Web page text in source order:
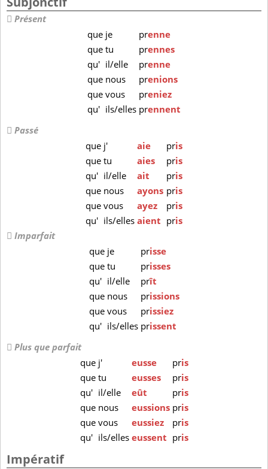
Présent
que je prenne
quetu prennes
qu' il/elle prenne
que nous prenions
quevous preniez
qu' ils/elles prennent
Passé
que j' aie pris
quetu aies pris
qu' il/elle ait pris
que nous ayons pris
quevous ayez pris
qu' ils/ellesaient pris
Imparfait
que je prisse
que tu prisses
qu' il/elle prît
que nous prissions
que vous prissiez
qu' ils/elles prissent
Plus que parfait
que j' eusse pris
que tu eusses pris
qu' il/elle eût pris
que nous eussions pris
que vous eussiez pris
qu' ils/elles eussent pris
Impératif